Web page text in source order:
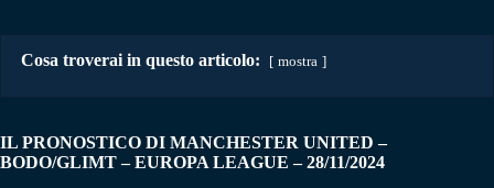
Cosa troverai in questo articolo: mostra
IL PRONOSTICO DI MANCHESTER UNITED –
BODO/GLIMT – EUROPA LEAGUE – 28/11/2024